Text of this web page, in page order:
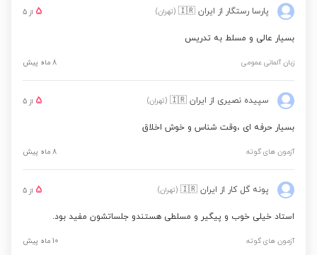
پارسا رستگار از ایران 🇮🇷 (تهران) 5 از 5
بسیار عالی و مسلط به تدریس
زبان آلمانی عمومی 8 ماه پیش
سپیده نصیری از ایران 🇮🇷 (تهران) 5 از 5
بسیار حرفه ای ،وقت شناس و خوش اخلاق
آزمون های گوته 8 ماه پیش
پونه گل کار از ایران 🇮🇷 (تهران) 5 از 5
استاد خیلی خوب و پیگیر و مسلطی هستندو جلساتشون مفید بود.
آزمون های گوته 10 ماه پیش